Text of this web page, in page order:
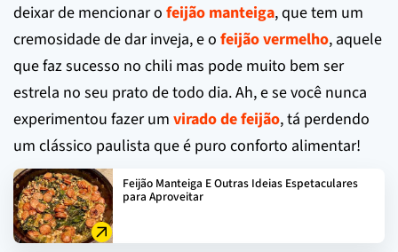
deixar de mencionar o feijão manteiga, que tem um
cremosidade de dar inveja, e o feijão vermelho, aquele
que faz sucesso no chili mas pode muito bem ser
estrela no seu prato de todo dia. Ah, e se você nunca
experimentou fazer um virado de feijão, tá perdendo
um clássico paulista que é puro conforto alimentar!
Feijão Manteiga E Outras Ideias Espetaculares
para Aproveitar